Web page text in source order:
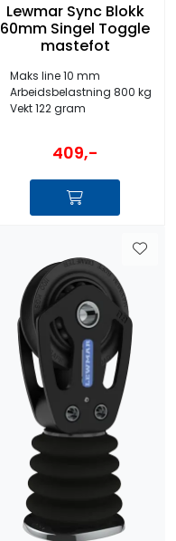
Lewmar Sync Blokk
60mm Singel Toggle
mastefot
Maks line 10 mm
Arbeidsbelastning 800 kg
Vekt 122 gram
409,-